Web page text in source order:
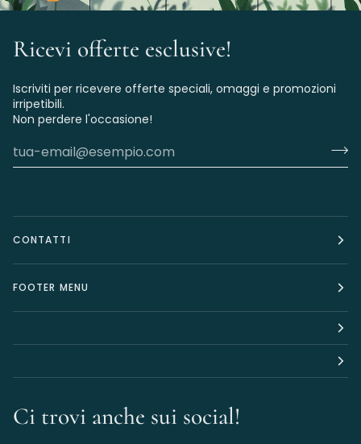
Ricevi offerte esclusive!
Iscriviti per ricevere offerte speciali, omaggi e promozioni
irripetibili.
Non perdere l'occasione!
CONTATTI
FOOTER MENU
Ci trovi anche sui social!